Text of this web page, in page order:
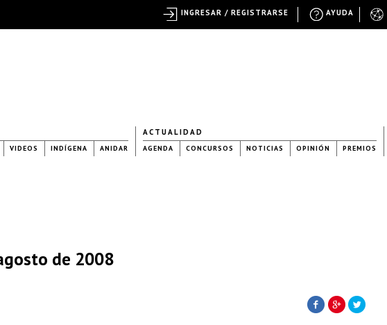
VIDEOS INDÍGENA ANIDAR
ACTUALIDAD
AGENDA CONCURSOS NOTICIAS OPINIÓN PREMIOS
de 2008
AYUDA
INGRESAR / REGISTRARSE